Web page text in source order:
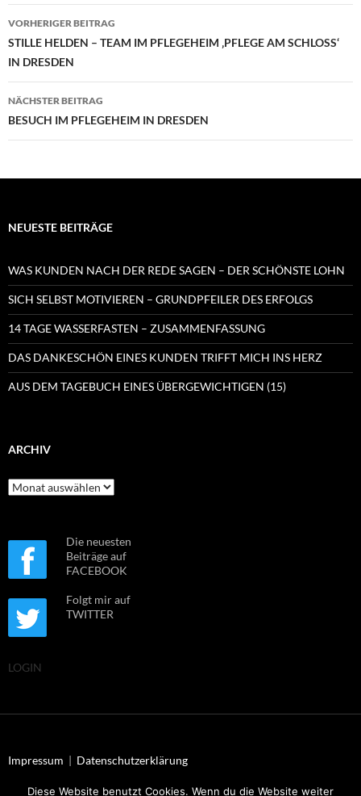
Beitragsnavigation
VORHERIGER BEITRAG
STILLE HELDEN – TEAM IM PFLEGEHEIM ‚PFLEGE AM SCHLOSS‘
IN DRESDEN
NÄCHSTER BEITRAG
BESUCH IM PFLEGEHEIM IN DRESDEN
NEUESTE BEITRÄGE
WAS KUNDEN NACH DER REDE SAGEN – DER SCHÖNSTE LOHN
SICH SELBST MOTIVIEREN – GRUNDPFEILER DES ERFOLGS
14 TAGE WASSERFASTEN – ZUSAMMENFASSUNG
DAS DANKESCHÖN EINES KUNDEN TRIFFT MICH INS HERZ
AUS DEM TAGEBUCH EINES ÜBERGEWICHTIGEN (15)
ARCHIV
Archiv
Die neuesten
Beiträge auf
FACEBOOK
Folgt mir auf
TWITTER
LOGIN
Impressum | Datenschutzerklärung
Diese Website benutzt Cookies. Wenn du die Website weiter